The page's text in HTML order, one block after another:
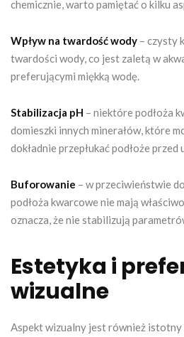
chemicznie, warto pamiętać o kilku
Wpływ na twardość wody – czysty
twardości wody, co jest zaletą w
preferującymi miękką wodę.
Stabilizacja pH – niektóre podłoża
domieszki innych minerałów, które
dokładnie przepłukać podłoże przed
Buforowanie – w przeciwieństwie
podłoża kwarcowe nie mają
oznacza, że nie stabilizują
Estetyka i
wizualne
Aspekt wizualny jest również istotny